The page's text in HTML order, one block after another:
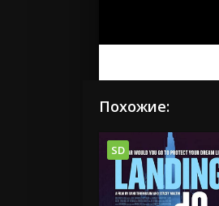
Похожие:
SD